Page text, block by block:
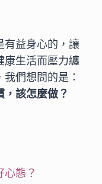
有益身心的，讓
康生活而壓力纏
我們想問的是：
該怎麼做？
心態？